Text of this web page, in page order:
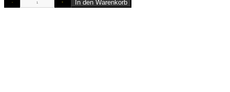
- + In den Warenkorb